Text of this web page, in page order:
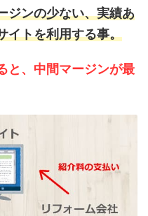
ジンの少ない、実績あ
イトを利用する事。
と、中間マージンが最